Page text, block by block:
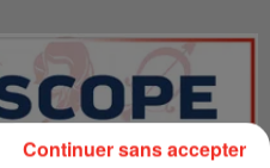
Continuer sans accepter